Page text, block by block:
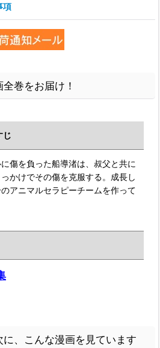
項
巻をお届け！
じ
傷を負った船導渚は、叔父と共に
かけでその傷を克服する。成長し
アニマルセラピーチームを作って
、こんな漫画を見ています